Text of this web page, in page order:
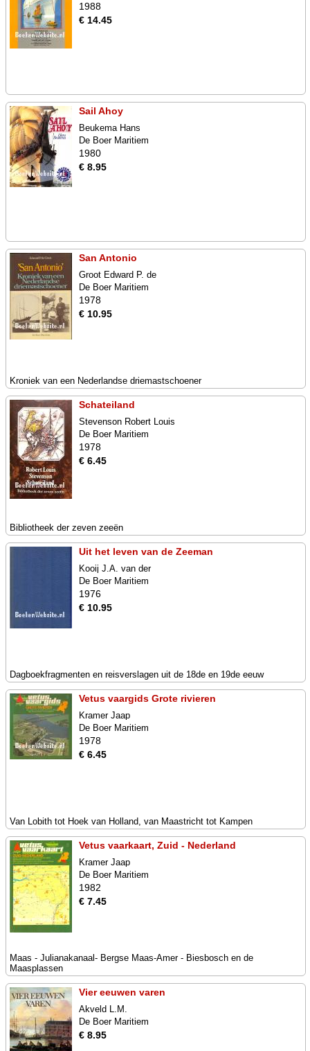
1988
€ 14.45
Sail Ahoy
Beukema Hans
De Boer Maritiem
1980
€ 8.95
San Antonio
Groot Edward P. de
De Boer Maritiem
1978
€ 10.95
Kroniek van een Nederlandse driemastschoener
Schateiland
Stevenson Robert Louis
De Boer Maritiem
1978
€ 6.45
Bibliotheek der zeven zeeën
Uit het leven van de Zeeman
Kooij J.A. van der
De Boer Maritiem
1976
€ 10.95
Dagboekfragmenten en reisverslagen uit de 18de en 19de eeuw
Vetus vaargids Grote rivieren
Kramer Jaap
De Boer Maritiem
1978
€ 6.45
Van Lobith tot Hoek van Holland, van Maastricht tot Kampen
Vetus vaarkaart, Zuid - Nederland
Kramer Jaap
De Boer Maritiem
1982
€ 7.45
Maas - Julianakanaal- Bergse Maas-Amer - Biesbosch en de
Maasplassen
Vier eeuwen varen
Akveld L.M.
De Boer Maritiem
€ 8.95